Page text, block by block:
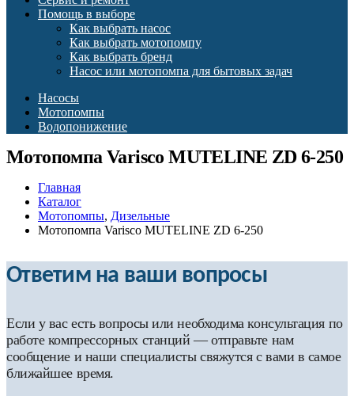
Помощь в выборе
Как выбрать насос
Как выбрать мотопомпу
Как выбрать бренд
Насос или мотопомпа для бытовых задач
Насосы
Мотопомпы
Водопонижение
Мотопомпа Varisco MUTELINE ZD 6-250
Главная
Каталог
Мотопомпы, Дизельные
Мотопомпа Varisco MUTELINE ZD 6-250
Ответим на ваши вопросы
Если у вас есть вопросы или необходима консультация по
работе компрессорных станций — отправьте нам
сообщение и наши специалисты свяжутся с вами в самое
ближайшее время.